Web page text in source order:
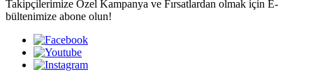
Takipçilerimize Özel Kampanya ve Fırsatlardan olmak için E-
bültenimize abone olun!